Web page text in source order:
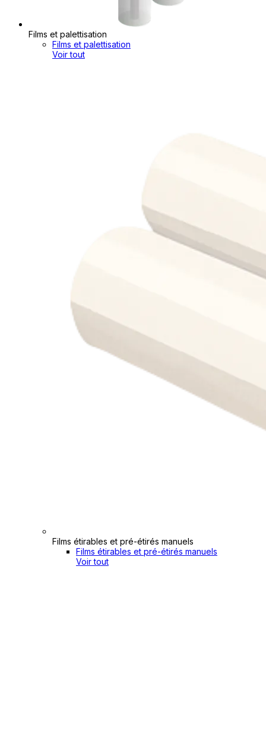
Films et palettisation
Films et palettisation
Voir tout
Films étirables et pré-étirés manuels
Films étirables et pré-étirés manuels
Voir tout